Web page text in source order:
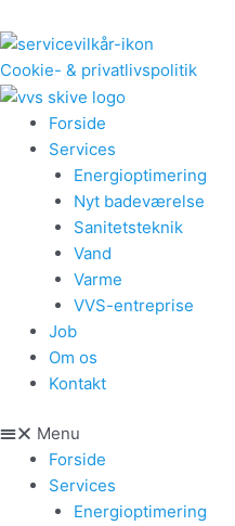
Cookie- & privatlivspolitik
Forside
Services
Energioptimering
Nyt badeværelse
Sanitetsteknik
Vand
Varme
VVS-entreprise
Job
Om os
Kontakt
Menu
Forside
Services
Energioptimering